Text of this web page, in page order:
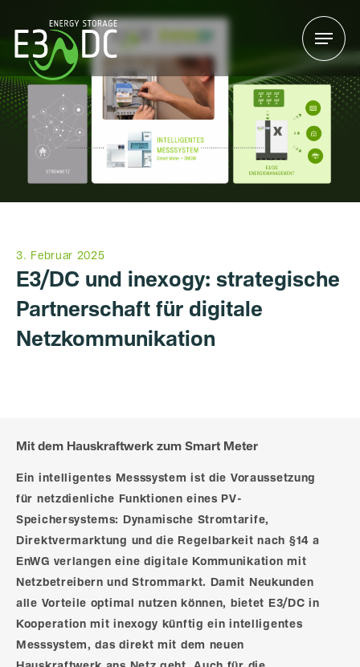
Menu
3. Februar 2025
E3/DC und inexogy: strategische
Partnerschaft für digitale
Netzkommunikation
Mit dem Hauskraftwerk zum Smart Meter
Ein intelligentes Messsystem ist die Voraussetzung
für netzdienliche Funktionen eines PV-
Speichersystems: Dynamische Stromtarife,
Direktvermarktung und die Regelbarkeit nach §14 a
EnWG verlangen eine digitale Kommunikation mit
Netzbetreibern und Strommarkt. Damit Neukunden
alle Vorteile optimal nutzen können, bietet E3/DC in
Kooperation mit inexogy künftig ein intelligentes
Messsystem, das direkt mit dem neuen